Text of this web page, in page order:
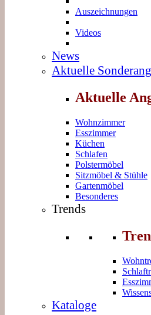
Auszeichnungen
Videos
News
Aktuelle
Aktuelle
Wohnzimmer
Esszimmer
Küchen
Schlafen
Polstermöbel
Sitzmöbel & Stühle
Gartenmöbel
Besonderes
Trends
Kataloge